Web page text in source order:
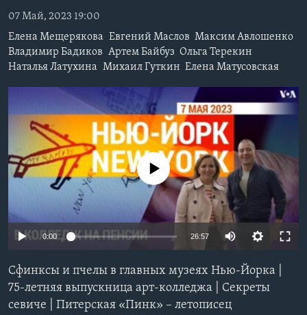
Перейти
поиск
ПОЧЕМУ ЭТО ВАЖНО?
ДИСКУССИЯ VOA
ДЕТАЛИ
НЬЮ-ЙОРК NEW YORK
АМЕРИКА. БОЛЬШОЕ ПУТЕШЕСТВИЕ
А КАК В АМЕРИКЕ?
АРТЕФАКТЫ
АМЕРИКАНСКИЕ ГОРОДКИ
ФАКТЫ ПРОТИВ ФЕЙКОВ
ЗА СВОБОДУ ПРЕССЫ
УЧИМ АНГЛИЙСКИЙ
ВИДЕО
ПОДПИСКА НА НОВОСТИ
Learning English
СОЦИАЛЬНЫЕ СЕТИ
07 Май, 2023 19:00
Елена Мещерякова Евгений Маслов Максим Авлошенко
Владимир Бадиков Артем Байбуз Ольга Терекин
Наталья Латухина Михаил Гуткин Елена Матусовская
No media source currently available
0:00 26:57
Сфинксы и пчелы в главных музеях Нью-Йорка |
75-летняя выпускница арт-колледжа | Секреты
севиче | Питерская «Пинк» – летописец